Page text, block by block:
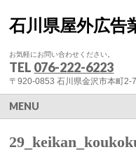
石川県屋外広告
お気軽にお問い合わせください。
TEL 076-222-6223
〒920-0853 石川県金沢市本町
MENU